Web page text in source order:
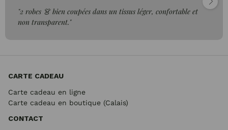
"2 robes 👗 bien coupées dans un tissus léger, confortable et
non transparent."
CARTE CADEAU
Carte cadeau en ligne
Carte cadeau en boutique (Calais)
CONTACT